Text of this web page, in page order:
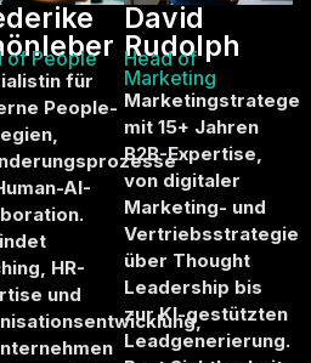
of People
für
People-
AI-
HR-
und
David
Rudolph
Head of
Marketing
Marketingstratege
mit 15+ Jahren
B2B-Expertise,
von digitaler
Marketing- und
Vertriebsstrategie
über Thought
Leadership bis
zur KI-gestützten
Leadgenerierung.